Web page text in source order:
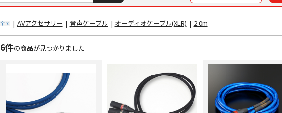
全て | AVアクセサリー | 音声ケーブル | オーディオケーブル(XLR) | 2.0m
6件の商品が見つかりました